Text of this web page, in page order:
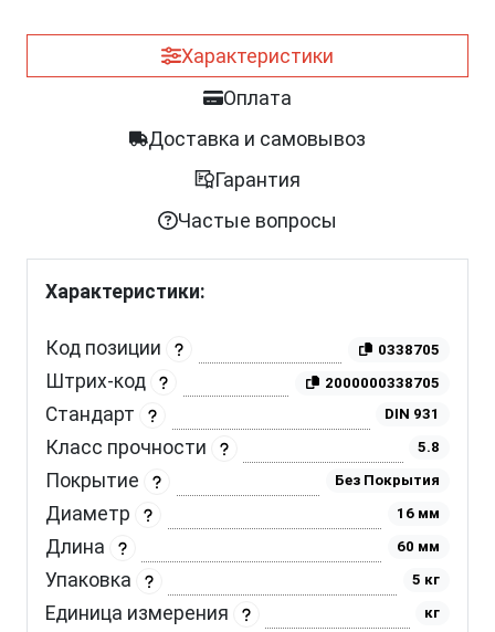
Характеристики
Оплата
Доставка и самовывоз
Гарантия
Частые вопросы
Характеристики:
Код позиции 0338705
Штрих-код 2000000338705
Стандарт DIN 931
Класс прочности 5.8
Покрытие Без Покрытия
Диаметр 16 мм
Длина 60 мм
Упаковка 5 кг
Единица измерения кг